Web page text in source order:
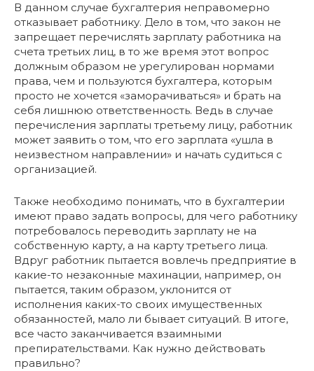
В данном случае бухгалтерия неправомерно
отказывает работнику. Дело в том, что закон не
запрещает перечислять зарплату работника на
счета третьих лиц, в то же время этот вопрос
должным образом не урегулирован нормами
права, чем и пользуются бухгалтера, которым
просто не хочется «заморачиваться» и брать на
себя лишнюю ответственность. Ведь в случае
перечисления зарплаты третьему лицу, работник
может заявить о том, что его зарплата «ушла в
неизвестном направлении» и начать судиться с
организацией.
Также необходимо понимать, что в бухгалтерии
имеют право задать вопросы, для чего работнику
потребовалось переводить зарплату не на
собственную карту, а на карту третьего лица.
Вдруг работник пытается вовлечь предприятие в
какие-то незаконные махинации, например, он
пытается, таким образом, уклонится от
исполнения каких-то своих имущественных
обязанностей, мало ли бывает ситуаций. В итоге,
все часто заканчивается взаимными
препирательствами. Как нужно действовать
правильно?